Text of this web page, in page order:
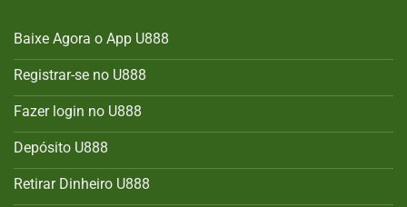
Baixe Agora o App U888
Registrar-se no U888
Fazer login no U888
Depósito U888
Retirar Dinheiro U888